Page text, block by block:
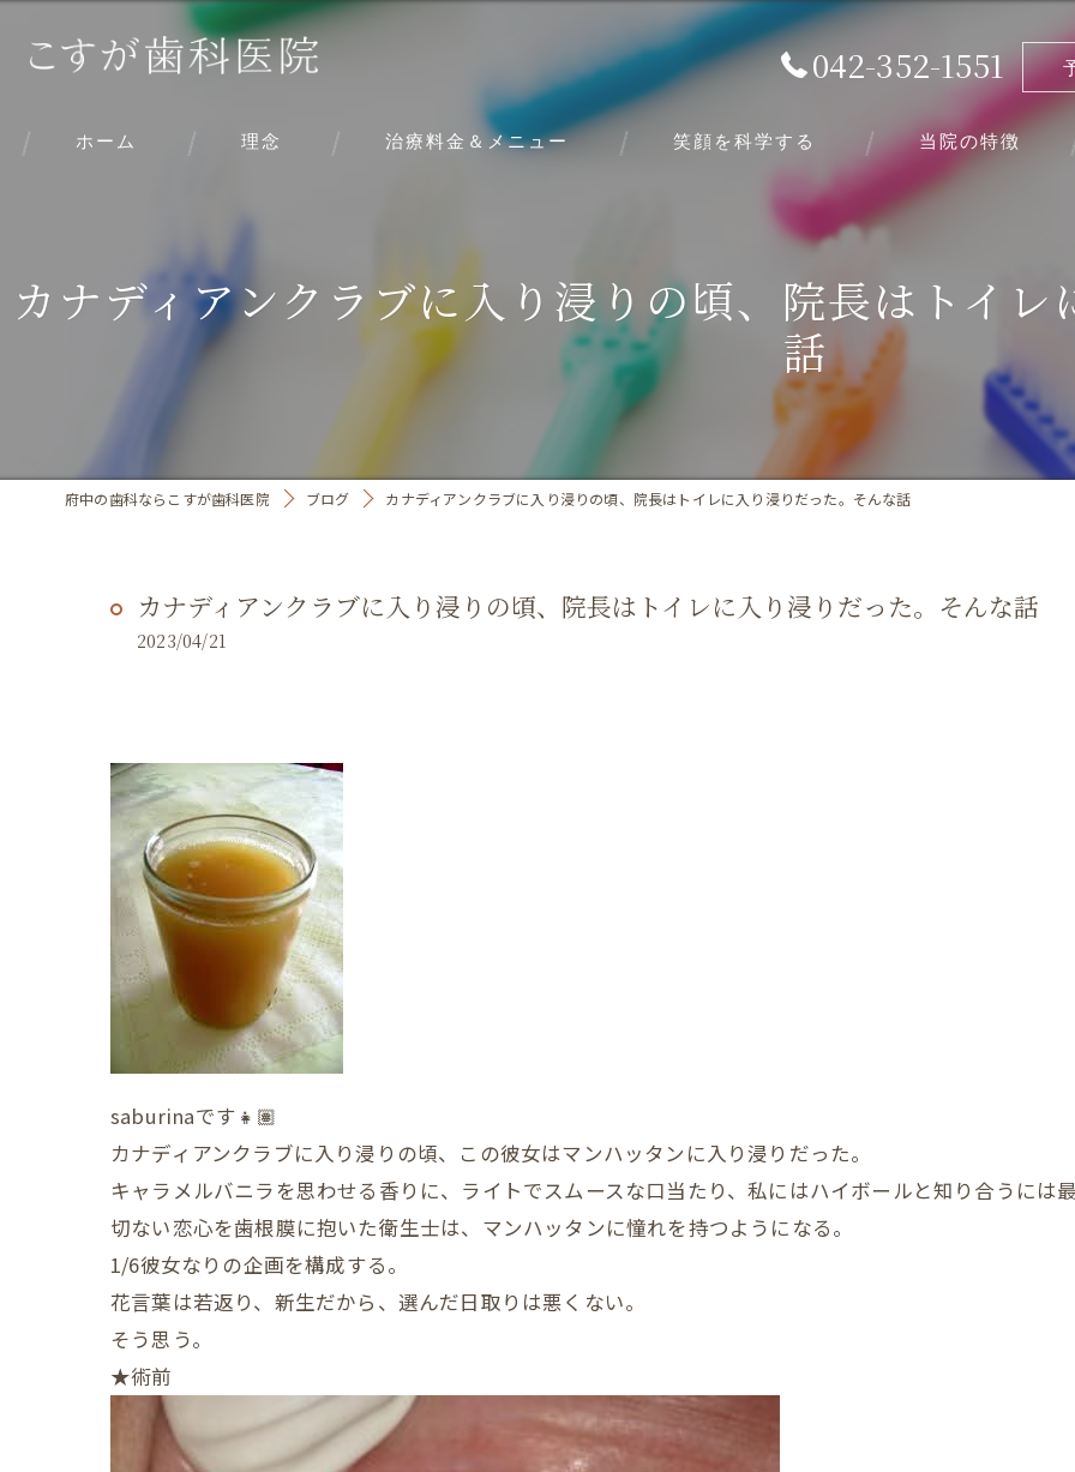
042-352-1551
ホーム 理念 治療料金＆メニュー 笑顔を科学する 当院の特徴
小児
カナディアンクラブに入り浸りの頃、院長はトイ
話
府中の歯科ならこすが歯科医院 ブログ カナディアンクラブに入り浸りの頃、院長はトイレに入り浸りだった。そんな話
カナディアンクラブに入り浸りの頃、院長はトイレに入り浸りだった。そんな話
2023/04/21
saburinaです👧🏽
カナディアンクラブに入り浸りの頃、この彼女はマンハッタンに入り浸りだった。
キャラメルバニラを思わせる香りに、ライトでスムースな口当たり、私にはハイボールと知り合うには
切ない恋心を歯根膜に抱いた衛生士は、マンハッタンに憧れを持つようになる。
1/6彼女なりの企画を構成する。
花言葉は若返り、新生だから、選んだ日取りは悪くない。
そう思う。
★術前